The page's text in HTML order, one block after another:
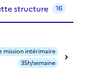
structure 16
mission intérimaire
35h/semaine